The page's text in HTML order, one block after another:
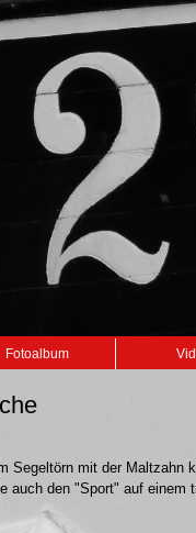
Fotoalbum
Segeltörn mit der
auch den "Sport" auf